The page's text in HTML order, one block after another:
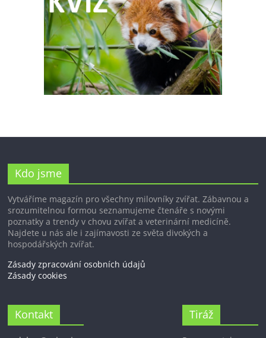
Kdo jsme
Vytváříme magazín pro všechny milovníky zvířat. Zábavnou a
srozumitelnou formou seznamujeme čtenáře s novými
poznatky a trendy v chovu zvířat a veterinární medicíně.
Najdete u nás ale i zajímavosti ze světa divokých a
hospodářských zvířat.
Zásady zpracování osobních údajů
Zásady cookies
Kontakt Tiráž